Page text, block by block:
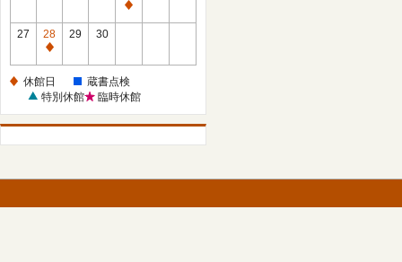
休
27
28
休
日
29 30
休館日
蔵書点検
特別休館
臨時休館